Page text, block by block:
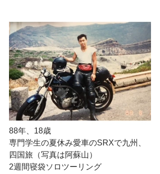
88年、18歳
専門学生の夏休み愛車のSRXで九州、
四国旅（写真は阿蘇山）
2週間寝袋ソロツーリング